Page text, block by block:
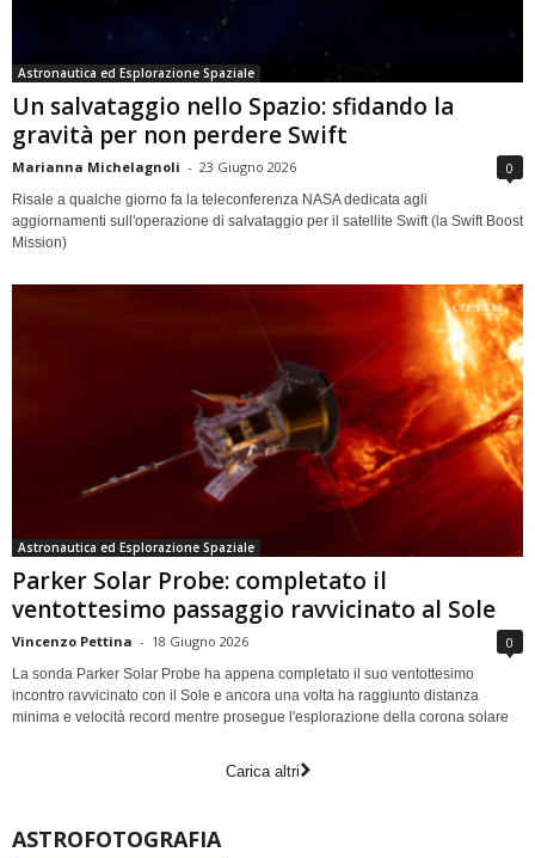
Astronautica ed Esplorazione Spaziale
Un salvataggio nello Spazio: sfidando la
gravità per non perdere Swift
Marianna Michelagnoli - 23 Giugno 2026 0
Risale a qualche giorno fa la teleconferenza NASA dedicata agli
aggiornamenti sull'operazione di salvataggio per il satellite Swift (la Swift Boost
Mission)
Astronautica ed Esplorazione Spaziale
Parker Solar Probe: completato il
ventottesimo passaggio ravvicinato al Sole
Vincenzo Pettina - 18 Giugno 2026 0
La sonda Parker Solar Probe ha appena completato il suo ventottesimo
incontro ravvicinato con il Sole e ancora una volta ha raggiunto distanza
minima e velocità record mentre prosegue l'esplorazione della corona solare
Carica altri
ASTROFOTOGRAFIA